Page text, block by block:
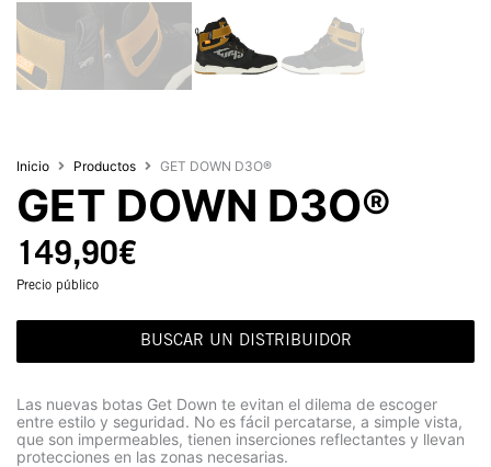
Inicio Productos GET DOWN D3O®
GET DOWN D3O®
149,90€
Precio público
BUSCAR UN DISTRIBUIDOR
Las nuevas botas Get Down te evitan el dilema de escoger
entre estilo y seguridad. No es fácil percatarse, a simple vista,
que son impermeables, tienen inserciones reflectantes y llevan
protecciones en las zonas necesarias.